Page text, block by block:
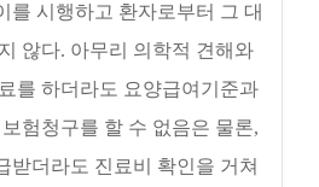
를 시행하고 환자로부터 그 대
않다. 아무리 의학적 견해와
를 하더라도 요양급여기준과
험청구를 할 수 없음은 물론,
받더라도 진료비 확인을 거쳐